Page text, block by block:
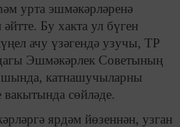
урта эшмәкәрләренә
Бу хакта ул бүген
ачу үзәгендә узучы, ТР
Эшмәкәрлек Советының
катнашучыларны
вакытында сөйләде.
ярдәм йөзеннән, узган